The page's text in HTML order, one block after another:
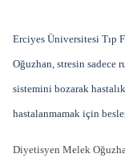
Erciyes Üniversitesi Tıp
Oğuzhan, stresin sadece
sistemini bozarak
hastalanmamak için
Diyetisyen Melek